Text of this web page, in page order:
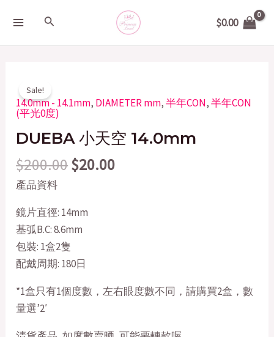
Search $0.00
Sale!
14.0mm - 14.1mm, DIAMETER mm,半年CON,半年CON
(平光0度)
DUEBA 小天空 14.0mm
$200.00
price
$200.00.
$20.00
price
$20.00.
產品資料
鏡片直徑: 14mm
基弧B.C: 8.6mm
包裝: 1盒2隻
配戴周期: 180日
*1盒只有1個度數，左右眼度數不同，請購買2盒，數
量選’2′
DUEBA
小
天
空
quantity